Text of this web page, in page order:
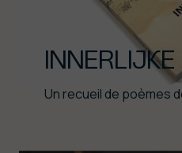
Un recueil de poèmes